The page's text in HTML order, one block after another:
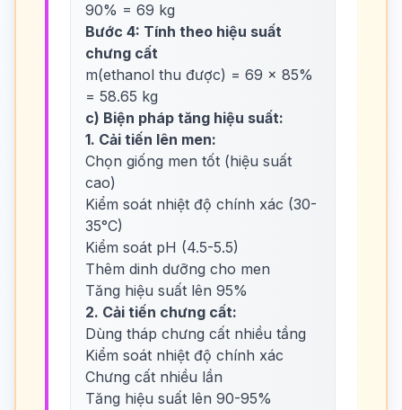
90% = 69 kg
Bước 4: Tính theo hiệu suất
chưng cất
m(ethanol thu được) = 69 × 85%
= 58.65 kg
c) Biện pháp tăng hiệu suất:
1. Cải tiến lên men:
Chọn giống men tốt (hiệu suất
cao)
Kiểm soát nhiệt độ chính xác (30-
35°C)
Kiểm soát pH (4.5-5.5)
Thêm dinh dưỡng cho men
Tăng hiệu suất lên 95%
2. Cải tiến chưng cất:
Dùng tháp chưng cất nhiều tầng
Kiểm soát nhiệt độ chính xác
Chưng cất nhiều lần
Tăng hiệu suất lên 90-95%